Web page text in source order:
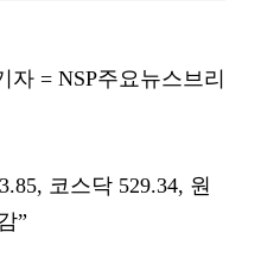
= NSP주요뉴스브리
코스닥 529.34, 원
”